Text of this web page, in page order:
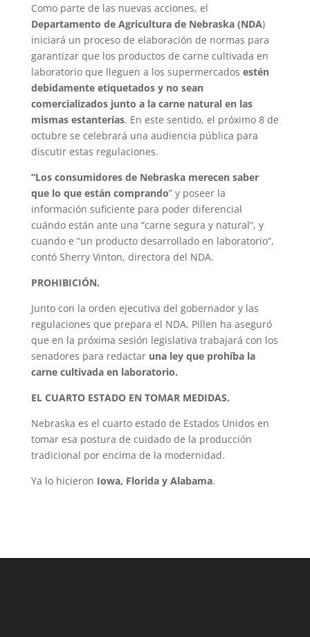
Como parte de las nuevas acciones, el
Departamento de Agricultura de Nebraska (NDA)
iniciará un proceso de elaboración de normas para
garantizar que los productos de carne cultivada en
laboratorio que lleguen a los supermercados estén
debidamente etiquetados y no sean
comercializados junto a la carne natural en las
mismas estanterías. En este sentido, el próximo 8 de
octubre se celebrará una audiencia pública para
discutir estas regulaciones.
“Los consumidores de Nebraska merecen saber
que lo que están comprando” y poseer la
información suficiente para poder diferencial
cuándo están ante una “carne segura y natural”, y
cuando e “un producto desarrollado en laboratorio”,
contó Sherry Vinton, directora del NDA.
PROHIBICIÓN.
Junto con la orden ejecutiva del gobernador y las
regulaciones que prepara el NDA, Pillen ha aseguró
que en la próxima sesión legislativa trabajará con los
senadores para redactar una ley que prohíba la
carne cultivada en laboratorio.
EL CUARTO ESTADO EN TOMAR MEDIDAS.
Nebraska es el cuarto estado de Estados Unidos en
tomar esa postura de cuidado de la producción
tradicional por encima de la modernidad.
Ya lo hicieron Iowa, Florida y Alabama.